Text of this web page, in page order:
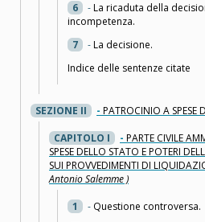
6
-La ricaduta della
incompetenza.
7
-La decisione.
Indice delle sentenze citate
SEZIONE II - PATROCINIO A SPESE
CAPITOLO I
- PARTE CIVILE
SPESE DELLO STATO E POTERI
SUI PROVVEDIMENTI DI
Antonio Salemme )
1
- Questione controversa.